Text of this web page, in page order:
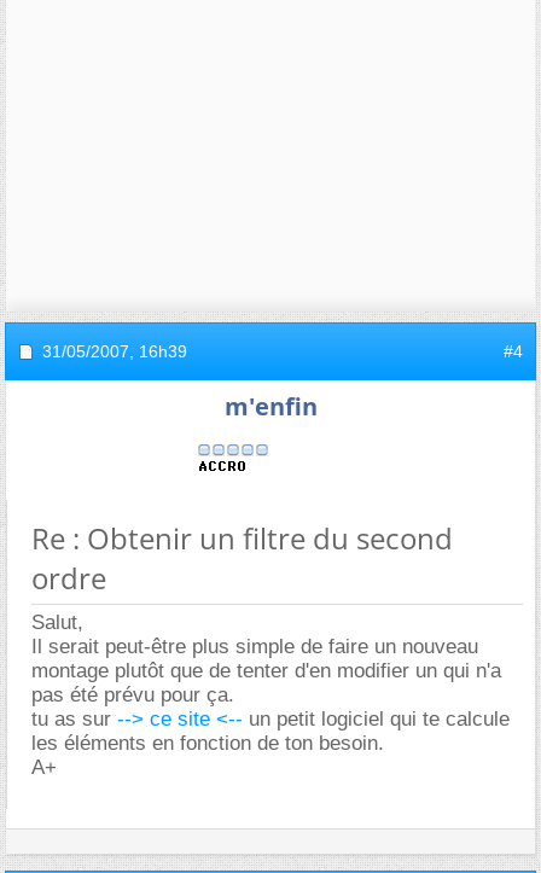
31/05/2007, 16h39 #4
m'enfin
Re : Obtenir un filtre du second
ordre
Salut,
Il serait peut-être plus simple de faire un nouveau
montage plutôt que de tenter d'en modifier un qui n'a
pas été prévu pour ça.
tu as sur --> ce site <-- un petit logiciel qui te calcule
les éléments en fonction de ton besoin.
A+